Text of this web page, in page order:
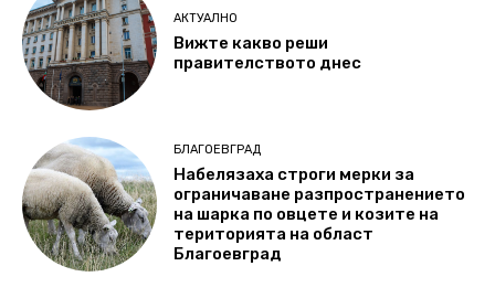
АКТУАЛНО
Вижте какво реши
правителството днес
БЛАГОЕВГРАД
Набелязаха строги мерки за
ограничаване разпространението
на шарка по овцете и козите на
територията на област
Благоевград